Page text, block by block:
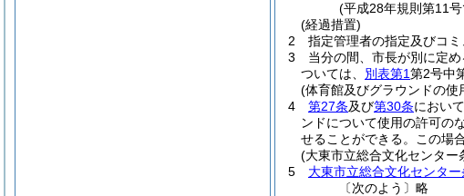
(平成28年規則第11
(経過措置)
2
指定管理者の指定及びコ
3
当分の間、市長が別に定
ついては、 別表第1第2号中
(体育館及びグラウンドの使
4
第27条及び第30条におい
ンドについて使用の許可の
せることができる。
この場
(大東市立総合文化センター
5
大東市立総合文化センター
〔次のよう〕略